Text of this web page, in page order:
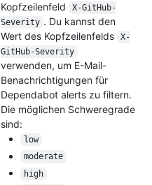
Kopfzeilenfeld
X-GitHub-
Severity . Du kannst den
Wert des Kopfzeilenfelds
X-
GitHub-Severity
verwenden, um E-Mail-
Benachrichtigungen für
Dependabot alerts zu filtern.
Die möglichen Schweregrade
sind:
low
moderate
high